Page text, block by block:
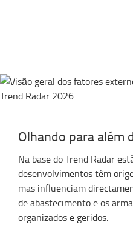
Olhando para além
Na base do Trend Radar
desenvolvimentos têm
mas influenciam
de abastecimento e os
organizados e geridos.